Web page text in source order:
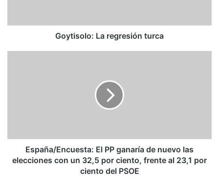
Goytisolo: La regresión turca
con
32,5
España/Encuesta: El PP ganaría de nuevo las
elecciones con un 32,5 por ciento, frente al 23,1 por
ciento del PSOE